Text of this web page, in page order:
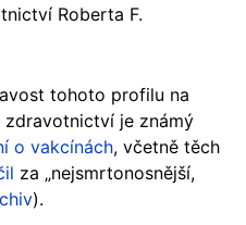
Roberta F.
tohoto profilu na
zdravotnictví je známý
o vakcínách, včetně těch
za „nejsmrtonosnější,
).